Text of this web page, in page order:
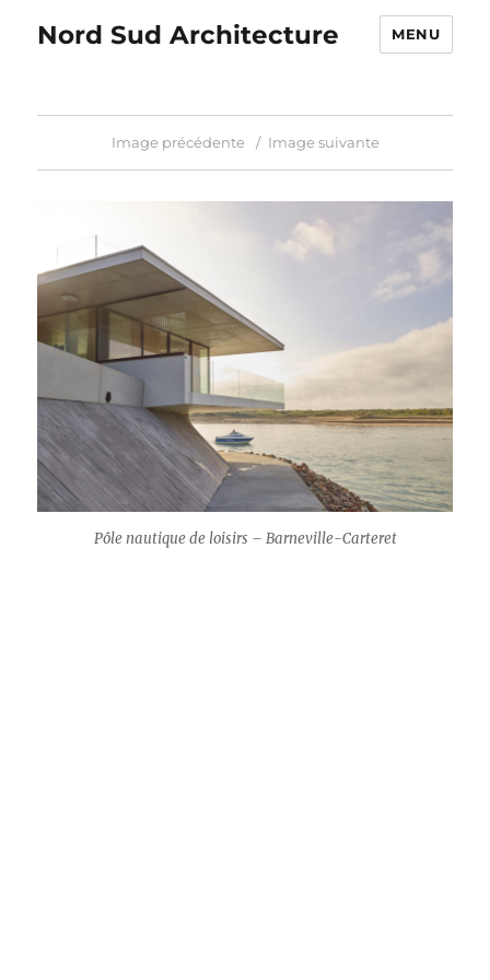
Nord Sud Architecture MENU
Image précédente Image suivante
Pôle nautique de loisirs – Barneville-Carteret